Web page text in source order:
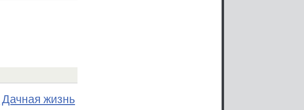
Дачная жизнь